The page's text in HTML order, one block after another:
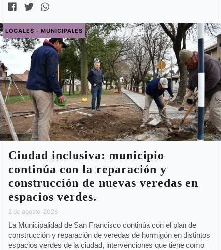
LOCALES - MUNICIPALES
Ciudad inclusiva: municipio
continúa con la reparación y
construcción de nuevas veredas en
espacios verdes.
2 de agosto, 2026
La Municipalidad de San Francisco continúa con el plan de
construcción y reparación de veredas de hormigón en distintos
espacios verdes de la ciudad, intervenciones que tiene como